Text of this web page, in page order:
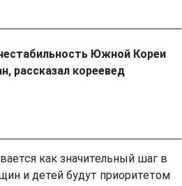
Южной Кореи
рассказал кореевед
как значительный шаг в
и детей будут приоритетом